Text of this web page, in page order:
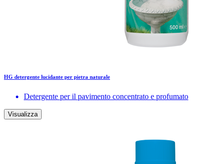
HG detergente lucidante per pietra naturale
Detergente per il pavimento concentrato e profumato
Visualizza